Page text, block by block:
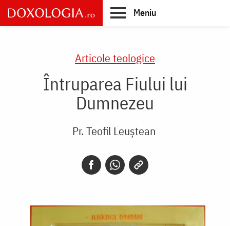
Skip
to
main
Meniu
Articole teologice
Întruparea Fiului lui
Dumnezeu
Pr. Teofil Leuștean